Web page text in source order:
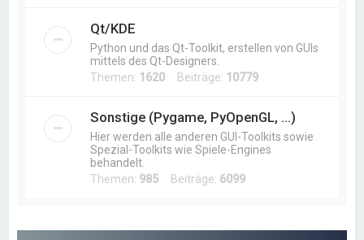
Qt/KDE
Python und das Qt-Toolkit, erstellen von GUIs
mittels des Qt-Designers.
Themen: 1620 Beiträge: 10779
Sonstige (Pygame, PyOpenGL, ...)
Hier werden alle anderen GUI-Toolkits sowie
Spezial-Toolkits wie Spiele-Engines
behandelt.
Themen: 985 Beiträge: 6099